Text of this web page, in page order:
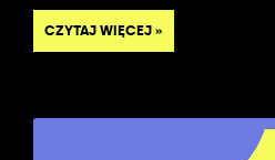
CZYTAJ WIĘCEJ »